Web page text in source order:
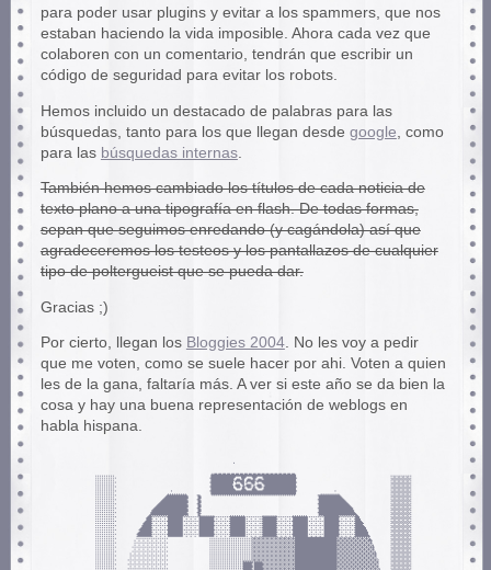
para poder usar plugins y evitar a los spammers, que nos
estaban haciendo la vida imposible. Ahora cada vez que
colaboren con un comentario, tendrán que escribir un
código de seguridad para evitar los robots.
Hemos incluido un destacado de palabras para las
búsquedas, tanto para los que llegan desde google , como
para las búsquedas internas.
También hemos cambiado los títulos de cada noticia de
texto plano a una tipografía en flash. De todas formas,
sepan que seguimos enredando (y cagándola) así que
agradeceremos los testeos y los pantallazos de cualquier
tipo de poltergueist que se pueda dar.
Gracias ;)
Por cierto, llegan los Bloggies 2004. No les voy a pedir
que me voten, como se suele hacer por ahi. Voten a quien
les de la gana, faltaría más. A ver si este año se da bien la
cosa y hay una buena representación de weblogs en
habla hispana.